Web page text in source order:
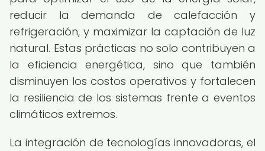
reducir la demanda de calefacción y
refrigeración, y maximizar la captación de luz
natural. Estas prácticas no solo contribuyen a
la eficiencia energética, sino que también
disminuyen los costos operativos y fortalecen
la resiliencia de los sistemas frente a eventos
climáticos extremos.
La integración de tecnologías innovadoras, el